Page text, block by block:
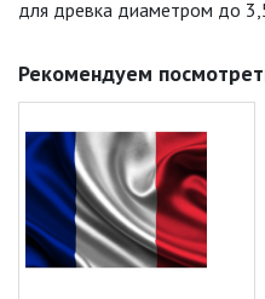
для древка диаметром до
Рекомендуем